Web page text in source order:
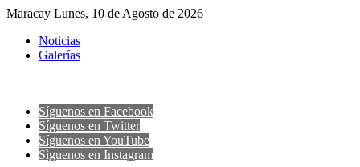
Maracay Lunes, 10 de Agosto de 2026
Noticias
Galerías
Síguenos en Facebook
Síguenos en Twitter
Síguenos en YouTube
Sìguenos en Instagram